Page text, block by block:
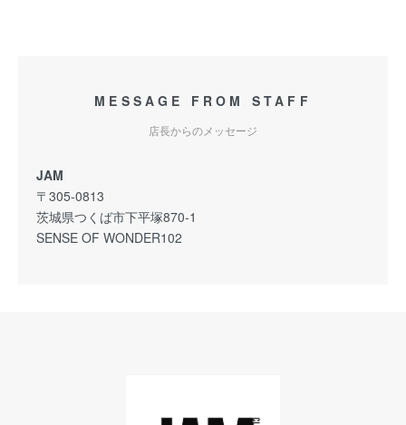
MESSAGE FROM STAFF
店長からのメッセージ
JAM
〒305-0813
茨城県つくば市下平塚870-1
SENSE OF WONDER102